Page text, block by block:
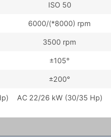
ISO 50
6000/(*8000) rpm
3500 rpm
±105°
±200°
AC 22/26 kW (30/35 Hp)